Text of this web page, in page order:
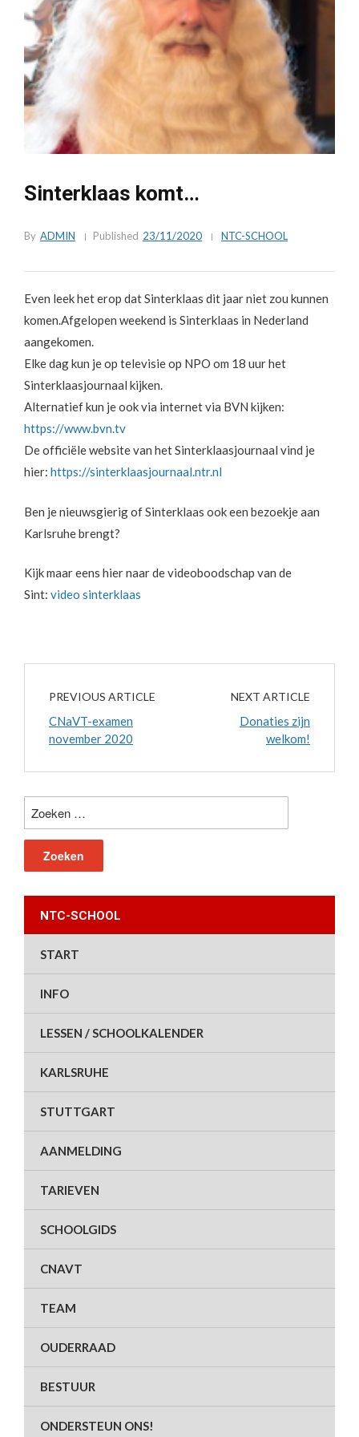
Sinterklaas komt…
By ADMIN Published 23/11/2020 NTC-SCHOOL
Even leek het erop dat Sinterklaas dit jaar niet zou kunnen
komen.Afgelopen weekend is Sinterklaas in Nederland
aangekomen.
Elke dag kun je op televisie op NPO om 18 uur het
Sinterklaasjournaal kijken.
Alternatief kun je ook via internet via BVN kijken:
https://www.bvn.tv
De officiële website van het Sinterklaasjournaal vind je
hier: https://sinterklaasjournaal.ntr.nl
Ben je nieuwsgierig of Sinterklaas ook een bezoekje aan
Karlsruhe brengt?
Kijk maar eens hier naar de videoboodschap van de
Sint: video sinterklaas
PREVIOUS ARTICLE
CNaVT-examen
november 2020
NEXT ARTICLE
Donaties zijn
welkom!
NTC-SCHOOL
START
INFO
LESSEN / SCHOOLKALENDER
KARLSRUHE
STUTTGART
AANMELDING
TARIEVEN
SCHOOLGIDS
CNAVT
TEAM
OUDERRAAD
BESTUUR
ONDERSTEUN ONS!